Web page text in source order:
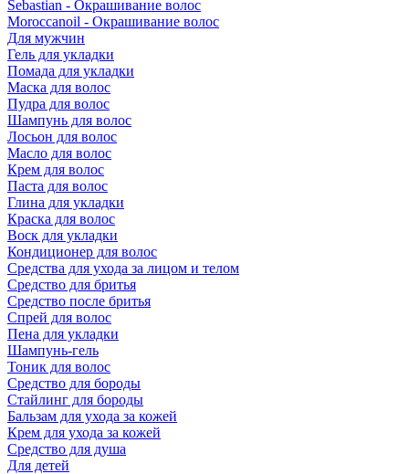
Sebastian - Окрашивание волос
Moroccanoil - Окрашивание волос
Для мужчин
Гель для укладки
Помада для укладки
Маска для волос
Пудра для волос
Шампунь для волос
Лосьон для волос
Масло для волос
Крем для волос
Паста для волос
Глина для укладки
Краска для волос
Воск для укладки
Кондиционер для волос
Средства для ухода за лицом и телом
Средство для бритья
Средство после бритья
Спрей для волос
Пена для укладки
Шампунь-гель
Тоник для волос
Средство для бороды
Стайлинг для бороды
Бальзам для ухода за кожей
Крем для ухода за кожей
Средство для душа
Для детей